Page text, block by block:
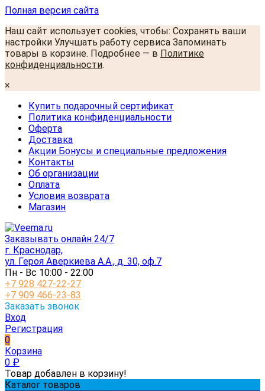
Полная версия сайта
Наш сайт использует cookies, чтобы: Сохранять ваши
настройки Улучшать работу сервиса Запоминать
товары в корзине. Подробнее — в Политике
конфиденциальности.
×
Купить подарочный сертификат
Политика конфиденциальности
Оферта
Доставка
Акции Бонусы и специальные предложения
Контакты
Об организации
Оплата
Условия возврата
Магазин
Заказывать онлайн 24/7
г. Краснодар,
ул. Героя Аверкиева А.А., д. 30, оф.7
Пн - Вс 10:00 - 22:00
+7 928 427-22-27
+7 909 466-23-83
Заказать звонок
Вход
Регистрация
0
Корзина
0 ₽
Товар добавлен в корзину!
Каталог товаров